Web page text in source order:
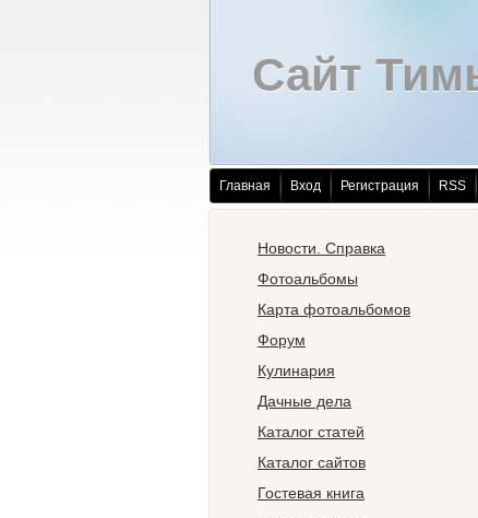
Сайт
Главная Вход Регистрация RSS
Новости. Справка
Фотоальбомы
Карта фотоальбомов
Форум
Кулинария
Дачные дела
Каталог статей
Каталог сайтов
Гостевая книга